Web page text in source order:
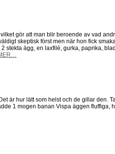
gör att man blir beroende av vad
skeptisk först men när hon fick
stekta ägg, en laxfilé, gurka, paprika,
är hur lätt som helst och de gillar den.
1 mogen banan Vispa äggen